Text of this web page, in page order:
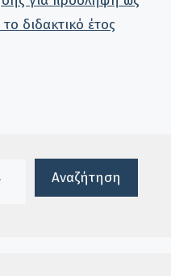
διδακτικό έτος
Αναζήτηση